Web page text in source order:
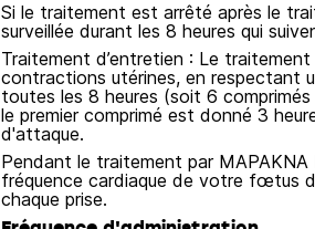
Si le traitement est arrêté après le
surveillée durant les 8 heures qui
Traitement d’entretien : Le
contractions utérines, en respectant
toutes les 8 heures (soit 6
le premier comprimé est donné 3
d'attaque.
Pendant le traitement par
fréquence cardiaque de votre fœtus
chaque prise.